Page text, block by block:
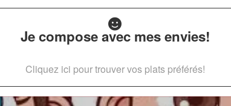
Je compose avec mes envies!
Cliquez ici pour trouver vos plats préférés!